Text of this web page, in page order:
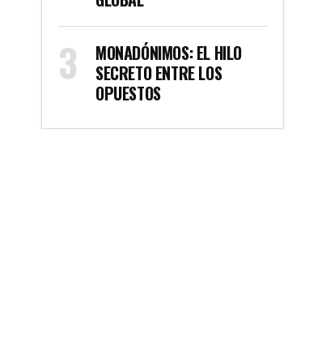
MONADÓNIMOS: EL HILO
SECRETO ENTRE LOS
OPUESTOS